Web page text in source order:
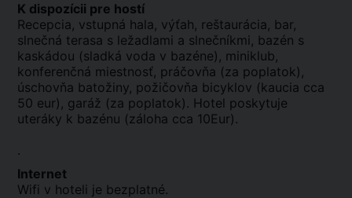
K dispozícii pre hostí
Recepcia, vstupná hala, výťah, reštaurácia, bar,
slnečná terasa s ležadlami a slnečníkmi, bazén s
kaskádou (sladká voda v bazéne), miniklub,
konferenčná miestnosť, práčovňa (za poplatok),
úschovňa batožiny, požičovňa bicyklov (kaucia cca
50 eur), garáž (za poplatok). Hotel poskytuje
uteráky k bazénu (záloha cca 10Eur).
.
Internet
Wifi v hoteli je bezplatné.